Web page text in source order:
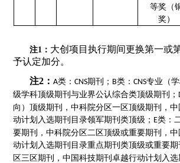
等奖（
奖）
注1： 大创项目执行期间更换第一或
予认定加分。
注2 ：A类：CNS期刊； B类：CNS专业（
级学科顶级期刊与业界公认综合类顶级期刊；
向）顶级期刊，中科院分区一区顶级期刊，
动计划入选期刊目录领军期刊类顶级； E类：
要期刊，中科院分区二区顶级或重要期刊，
动计划入选期刊目录重点期刊类顶级或重要期
区三区期刊，中国科技期刊卓越行动计划入选